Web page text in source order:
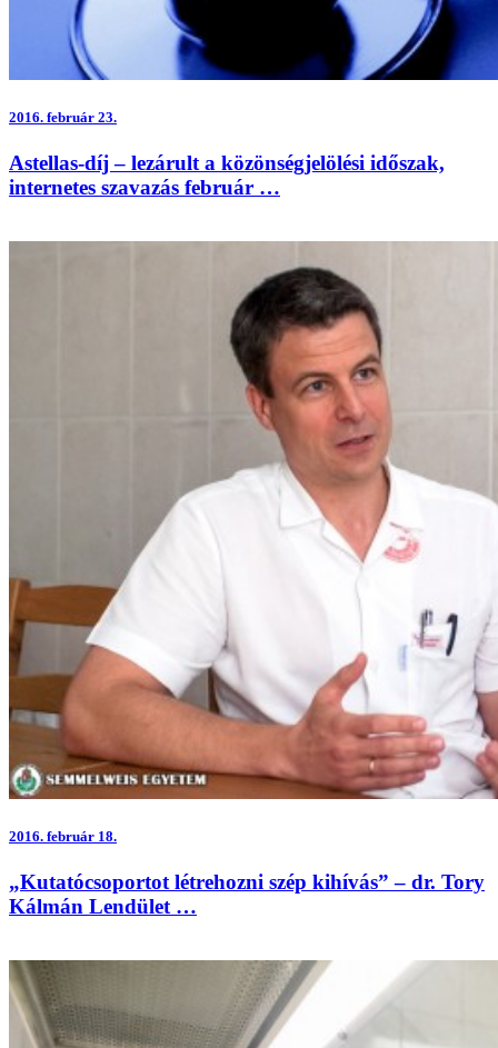
2016. február 23.
Astellas-díj – lezárult a közönségjelölési időszak,
internetes szavazás február …
2016. február 18.
„Kutatócsoportot létrehozni szép kihívás” – dr. Tory
Kálmán Lendület …